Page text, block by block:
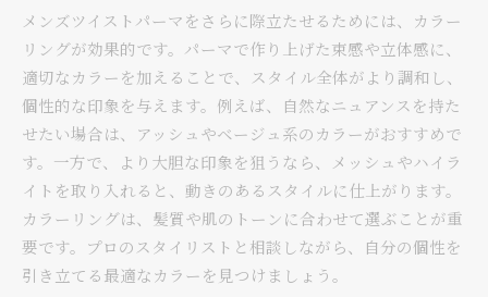
メンズツイストパーマをさらに際立たせるためには、カラー
リングが効果的です。パーマで作り上げた束感や立体感に、
適切なカラーを加えることで、スタイル全体がより調和し、
個性的な印象を与えます。例えば、自然なニュアンスを持た
せたい場合は、アッシュやベージュ系のカラーがおすすめで
す。一方で、より大胆な印象を狙うなら、メッシュやハイラ
イトを取り入れると、動きのあるスタイルに仕上がります。
カラーリングは、髪質や肌のトーンに合わせて選ぶことが重
要です。プロのスタイリストと相談しながら、自分の個性を
引き立てる最適なカラーを見つけましょう。